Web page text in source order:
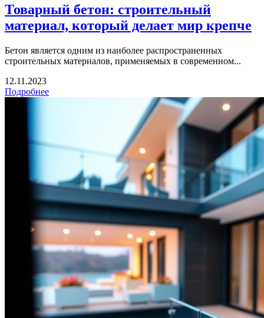
Товарный бетон: строительный
материал, который делает мир крепче
Бетон является одним из наиболее распространенных
строительных материалов, применяемых в современном...
12.11.2023
Подробнее